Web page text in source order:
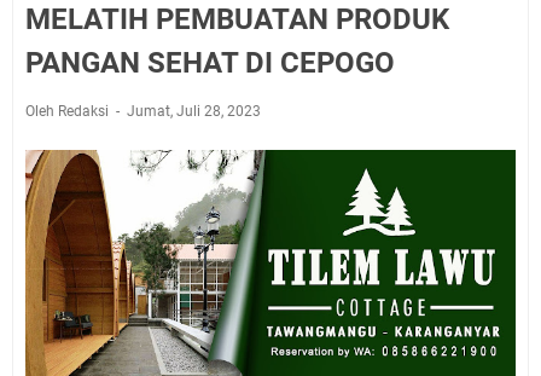
MELATIH PEMBUATAN PRODUK
PANGAN SEHAT DI CEPOGO
Oleh Redaksi Jumat, Juli 28, 2023